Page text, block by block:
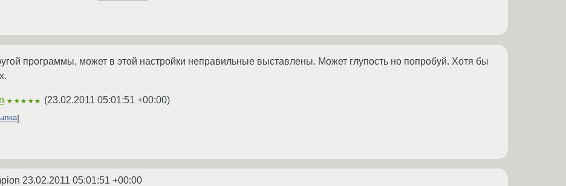
программы, может в этой настройки неправильные выставлены. Может глупость но попробуй. Хотя бы
★★★★★ (23.02.2011 05:01:51 +00:00)
23.02.2011 05:01:51 +00:00